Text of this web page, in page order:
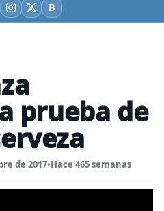
Instagram
X BBluesky
prueba de
de 2017•Hace 465 semanas